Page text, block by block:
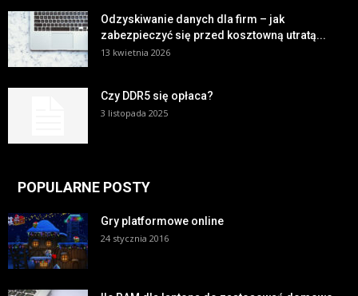
Odzyskiwanie danych dla firm – jak
zabezpieczyć się przed kosztowną utratą...
13 kwietnia 2026
Czy DDR5 się opłaca?
3 listopada 2025
POPULARNE POSTY
Gry platformowe online
24 stycznia 2016